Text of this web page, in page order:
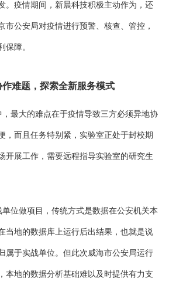
。疫情期间，新晨科技积极主动作为，还
市公安局对疫情进行预警、核查、管控，
保障。
难题，探索全新服务模式
最大的难点在于疫情导致三方必须异地协
，而且任务特别紧，实验室正处于封校期
开展工作，需要远程指导实验室的研究生
位做项目，传统方式是数据在公安机关本
当地的数据库上运行后出结果，也就是说
属于实战单位。但此次威海市公安局运行
本地的数据分析基础难以及时提供有力支